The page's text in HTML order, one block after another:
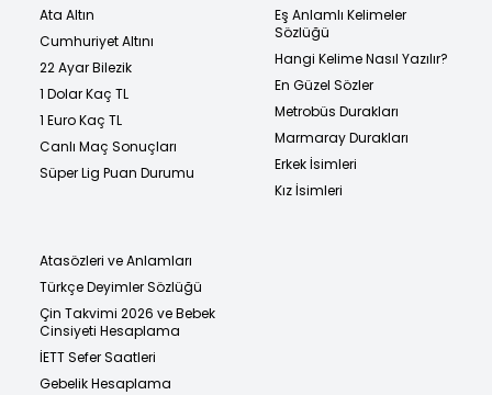
Ata Altın
Cumhuriyet Altını
22 Ayar Bilezik
1 Dolar Kaç TL
1 Euro Kaç TL
Canlı Maç Sonuçları
Süper Lig Puan Durumu
Eş Anlamlı Kelimeler
Sözlüğü
Hangi Kelime Nasıl Yazılır?
En Güzel Sözler
Metrobüs Durakları
Marmaray Durakları
Erkek İsimleri
Kız İsimleri
Atasözleri ve Anlamları
Türkçe Deyimler Sözlüğü
Çin Takvimi 2026 ve Bebek
Cinsiyeti Hesaplama
İETT Sefer Saatleri
Gebelik Hesaplama